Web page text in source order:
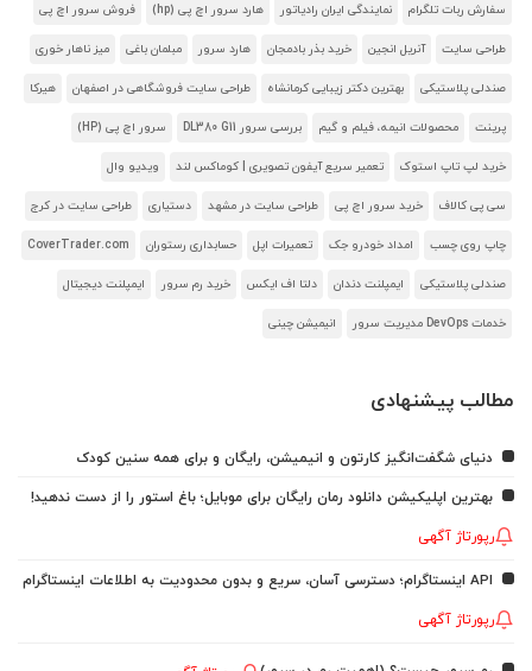
سفارش ربات تلگرام نمایندگی ایران رادیاتور هارد سرور اچ پی (hp) فروش سرور اچ پی
طراحی سایت آنریل انجین خرید بذر بادمجان هارد سرور مبلمان باغی میز ناهار خوری
صندلی پلاستیکی بهترین دکتر زیبایی کرمانشاه طراحی سایت فروشگاهی در اصفهان هیرکا
پرینت محصولات انیمه، فیلم و گیم بررسی سرور DL380 G11 سرور اچ پی (HP)
خرید لپ تاپ استوک تعمیر سریع آیفون تصویری | کوماکس لند ویدیو وال
سی پی کالاف خرید سرور اچ پی طراحی سایت در مشهد دستیاری طراحی سایت در کرج
چاپ روی چسب امداد خودرو جک تعمیرات اپل حسابداری رستوران CoverTrader.com
صندلی پلاستیکی ایمپلنت دندان دلتا اف ایکس خرید رم سرور ایمپلنت دیجیتال
خدمات DevOps مدیریت سرور انیمیشن چینی
مطالب پیشنهادی
دنیای شگفت‌انگیز کارتون و انیمیشن، رایگان و برای همه سنین کودک
بهترین اپلیکیشن دانلود رمان رایگان برای موبایل؛ باغ استور را از دست ندهید!
رپورتاژ آگهی
API اینستاگرام؛ دسترسی آسان، سریع و بدون محدودیت به اطلاعات اینستاگرام
رپورتاژ آگهی